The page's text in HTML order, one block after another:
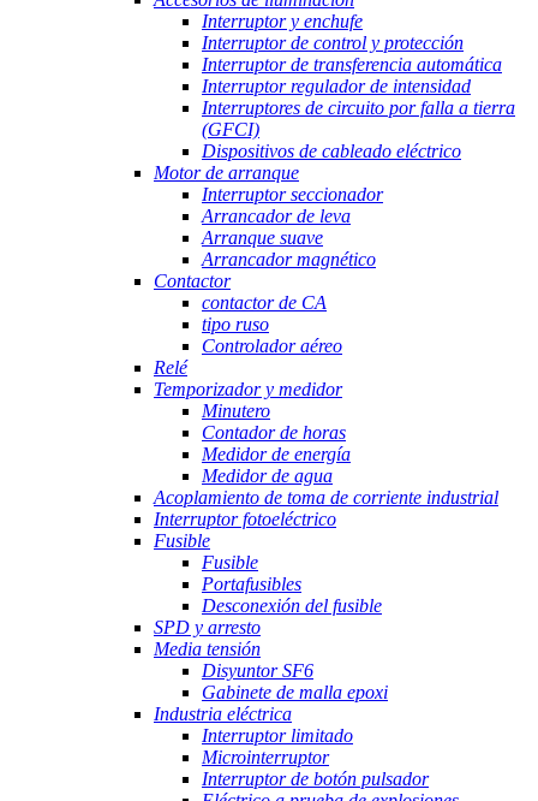
Interruptor y enchufe
Interruptor de control y protección
Interruptor de transferencia automática
Interruptor regulador de intensidad
Interruptores de circuito por falla a tierra
(GFCI)
Dispositivos de cableado eléctrico
Motor de arranque
Interruptor seccionador
Arrancador de leva
Arranque suave
Arrancador magnético
Contactor
contactor de CA
tipo ruso
Controlador aéreo
Relé
Temporizador y medidor
Minutero
Contador de horas
Medidor de energía
Medidor de agua
Acoplamiento de toma de corriente industrial
Interruptor fotoeléctrico
Fusible
Fusible
Portafusibles
Desconexión del fusible
SPD y arresto
Media tensión
Disyuntor SF6
Gabinete de malla epoxi
Industria eléctrica
Interruptor limitado
Microinterruptor
Interruptor de botón pulsador